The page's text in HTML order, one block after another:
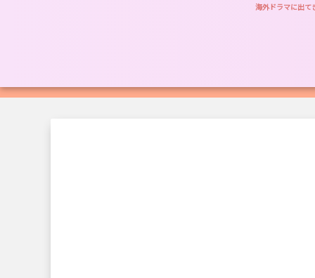
海外ドラマに出て